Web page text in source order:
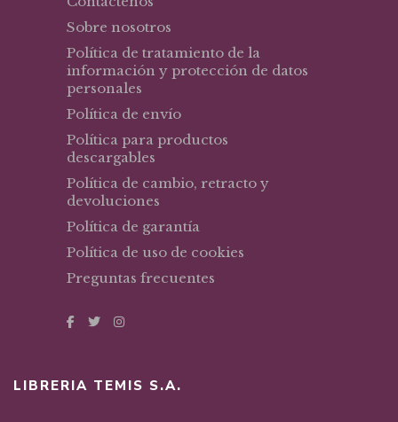
Sobre nosotros
Política de tratamiento de la
información y protección de datos
personales
Política de envío
Política para productos
descargables
Política de cambio, retracto y
devoluciones
Política de garantía
Política de uso de cookies
Preguntas frecuentes
LIBRERIA TEMIS S.A.